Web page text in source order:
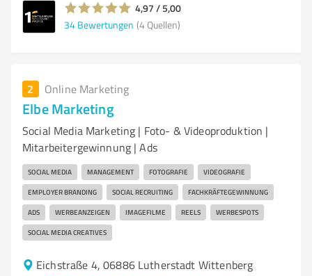
4,97 / 5,00
34 Bewertungen (4 Quellen)
2 Online Marketing
Elbe Marketing
Social Media Marketing | Foto- & Videoproduktion |
Mitarbeitergewinnung | Ads
SOCIAL MEDIA MANAGEMENT FOTOGRAFIE VIDEOGRAFIE
EMPLOYER BRANDING SOCIAL RECRUITING FACHKRÄFTEGEWINNUNG
ADS WERBEANZEIGEN IMAGEFILME REELS WERBESPOTS
SOCIAL MEDIA CREATIVES
Eichstraße 4, 06886 Lutherstadt Wittenberg